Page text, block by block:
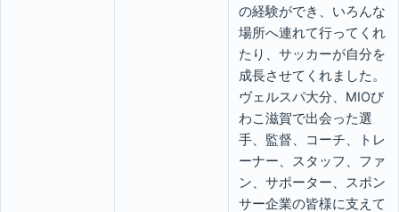
の経験ができ、いろんな
場所へ連れて行ってくれ
たり、サッカーが自分を
成長させてくれました。
ヴェルスパ大分、MIOび
わこ滋賀で出会った選
手、監督、コーチ、トレ
ーナー、スタッフ、ファ
ン、サポーター、スポン
サー企業の皆様に支えて